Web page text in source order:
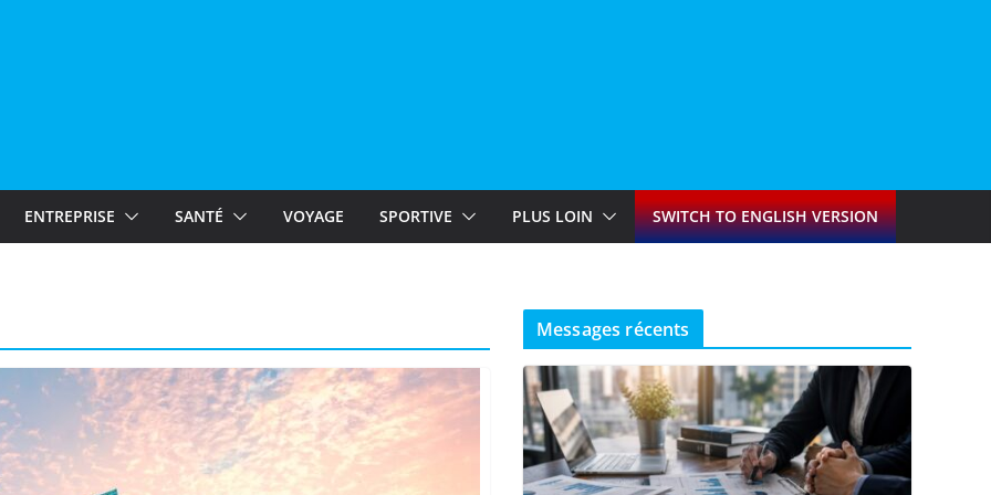
ENTREPRISE SANTÉ VOYAGE SPORTIVE PLUS LOIN SWITCH TO ENGLISH VERSION
Messages récents